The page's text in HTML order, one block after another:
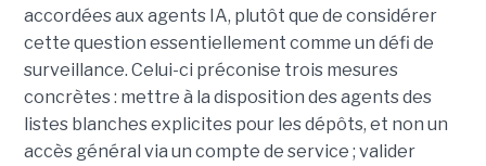
accordées aux agents IA, plutôt que de considérer
cette question essentiellement comme un défi de
surveillance. Celui-ci préconise trois mesures
concrètes : mettre à la disposition des agents des
listes blanches explicites pour les dépôts, et non un
accès général via un compte de service ; valider